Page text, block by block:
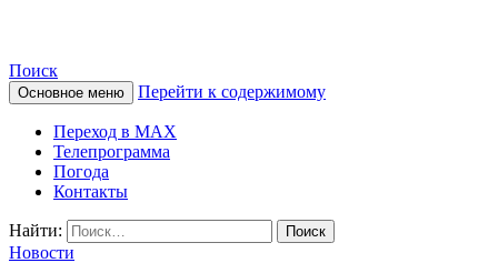
КАМЧАТСКОЕ
ИНФОРМАЦИОННОЕ
АГЕНТСТВО (КИА
«ВЕСТИ»)
Поиск
Основное меню Перейти к содержимому
Переход в MAX
Телепрограмма
Погода
Контакты
Найти:
Новости